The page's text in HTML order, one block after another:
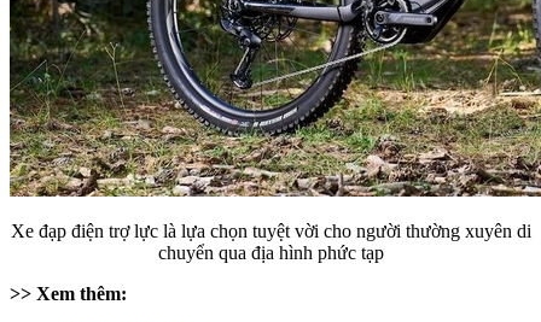
Xe đạp điện trợ lực là lựa chọn tuyệt vời cho người thường xuyên di
chuyển qua địa hình phức tạp
>> Xem thêm: